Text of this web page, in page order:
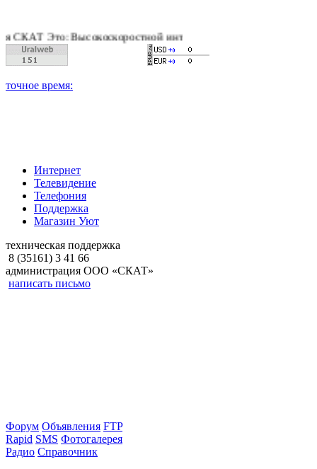
Это: Высокоскоростной интернет, качественное цифровое
Интернет
Телевидение
Телефония
Поддержка
Магазин Уют
техническая поддержка
8 (35161) 3 41 66
администрация ООО «СКАТ»
написать письмо
Форум Объявления FTP
Rapid SMS Фотогалерея
Радио Справочник